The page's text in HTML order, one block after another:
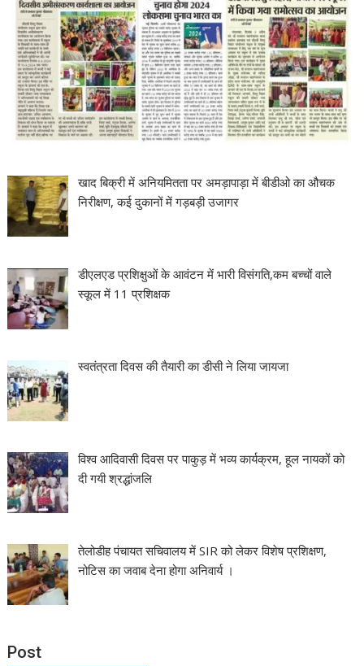
खाद बिक्री में अनियमितता पर अमड़ापाड़ा में बीडीओ का औचक
निरीक्षण, कई दुकानों में गड़बड़ी उजागर
डीएलएड प्रशिक्षुओं के आवंटन में भारी विसंगति,कम बच्चों वाले
स्कूल में 11 प्रशिक्षक
स्वतंत्रता दिवस की तैयारी का डीसी ने लिया जायजा
विश्व आदिवासी दिवस पर पाकुड़ में भव्य कार्यक्रम, हूल नायकों को
दी गयी श्रद्धांजलि
तेलोडीह पंचायत सचिवालय में SIR को लेकर विशेष प्रशिक्षण,
नोटिस का जवाब देना होगा अनिवार्य ।
Post